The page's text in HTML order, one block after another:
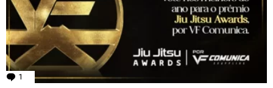
1 comentário